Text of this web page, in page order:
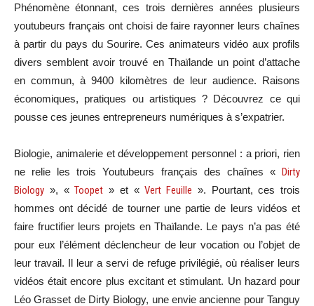
Phénomène étonnant, ces trois dernières années plusieurs
youtubeurs français ont choisi de faire rayonner leurs chaînes
à partir du pays du Sourire. Ces animateurs vidéo aux profils
divers semblent avoir trouvé en Thaïlande un point d’attache
en commun, à 9400 kilomètres de leur audience. Raisons
économiques, pratiques ou artistiques ? Découvrez ce qui
pousse ces jeunes entrepreneurs numériques à s’expatrier.
Biologie, animalerie et développement personnel : a priori, rien
ne relie les trois Youtubeurs français des chaînes « Dirty
Biology », «Toopet » et «Vert Feuille ». Pourtant, ces trois
hommes ont décidé de tourner une partie de leurs vidéos et
faire fructifier leurs projets en Thaïlande. Le pays n’a pas été
pour eux l’élément déclencheur de leur vocation ou l’objet de
leur travail. Il leur a servi de refuge privilégié, où réaliser leurs
vidéos était encore plus excitant et stimulant. Un hazard pour
Léo Grasset de Dirty Biology, une envie ancienne pour Tanguy